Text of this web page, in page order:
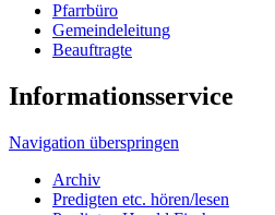
Pfarrbüro
Gemeindeleitung
Beauftragte
Informationsservice
Navigation überspringen
Archiv
Predigten etc. hören/lesen